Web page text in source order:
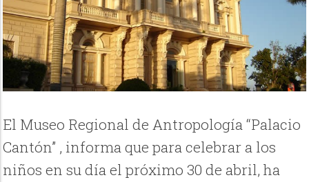
El Museo Regional de Antropología “Palacio
Cantón” , informa que para celebrar a los
niños en su día el próximo 30 de abril, ha